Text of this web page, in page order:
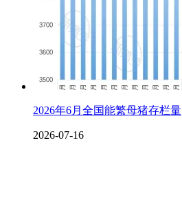
2026年6月全国能繁母猪存栏量
2026-07-16